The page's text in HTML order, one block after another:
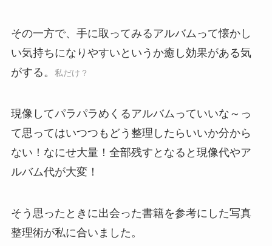
その一方で、手に取ってみるアルバムって懐かし
い気持ちになりやすいというか癒し効果がある気
がする。
私だけ？
現像してパラパラめくるアルバムっていいな～っ
て思ってはいつつもどう整理したらいいか分から
ない！なにせ大量！全部残すとなると現像代やア
ルバム代が大変！
そう思ったときに出会った書籍を参考にした写真
整理術が私に合いました。